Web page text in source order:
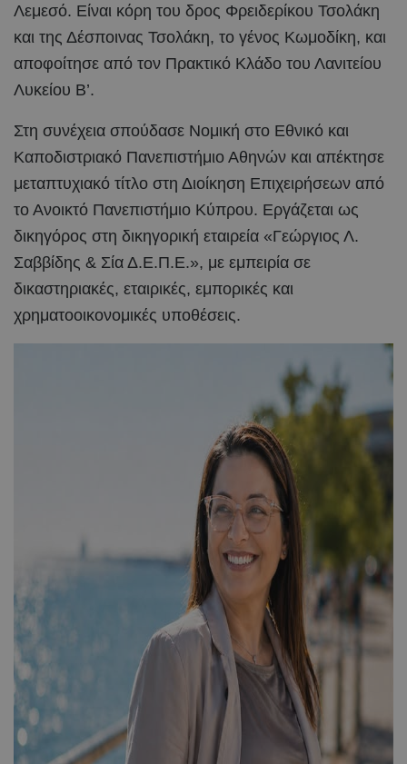
Λεμεσό. Είναι κόρη του δρος Φρειδερίκου Τσολάκη
και της Δέσποινας Τσολάκη, το γένος Κωμοδίκη, και
αποφοίτησε από τον Πρακτικό Κλάδο του Λανιτείου
Λυκείου Β’.
Στη συνέχεια σπούδασε Νομική στο Εθνικό και
Καποδιστριακό Πανεπιστήμιο Αθηνών και απέκτησε
μεταπτυχιακό τίτλο στη Διοίκηση Επιχειρήσεων από
το Ανοικτό Πανεπιστήμιο Κύπρου. Εργάζεται ως
δικηγόρος στη δικηγορική εταιρεία «Γεώργιος Λ.
Σαββίδης & Σία Δ.Ε.Π.Ε.», με εμπειρία σε
δικαστηριακές, εταιρικές, εμπορικές και
χρηματοοικονομικές υποθέσεις.